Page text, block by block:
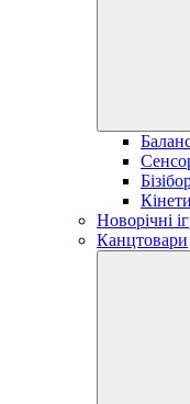
Новорічні
Канцтовари